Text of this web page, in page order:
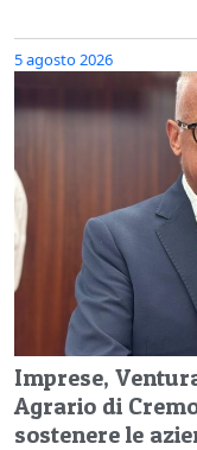
5 agosto 2026
Imprese,
Agrario di
sostenere le